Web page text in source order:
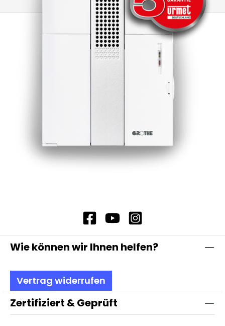
Wie können wir Ihnen helfen?
Vertrag widerrufen
Zertifiziert & Geprüft